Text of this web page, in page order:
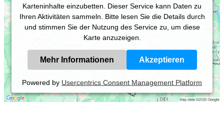
Karteninhalte einzubetten. Dieser Service kann Daten zu
Ihren Aktivitäten sammeln. Bitte lesen Sie die Details durch
und stimmen Sie der Nutzung des Service zu, um diese
Karte anzuzeigen.
Mehr Informationen Akzeptieren
Powered by Usercentrics Consent Management Platform